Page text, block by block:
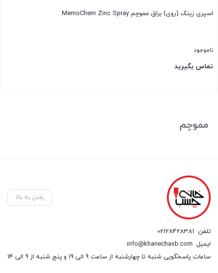
اسپری زینک (روی) براق مموچم MemoChem Zinc Spray
ناموجود
تماس بگیرید
مموچم
رفتن به بالا
تلفن 02128428381
ایمیل info@khanechasb.com
ساعات پاسخگویی شنبه تا چهارشنبه از ساعت 9 الی 19 و پنج شنبه از 9 الی 14